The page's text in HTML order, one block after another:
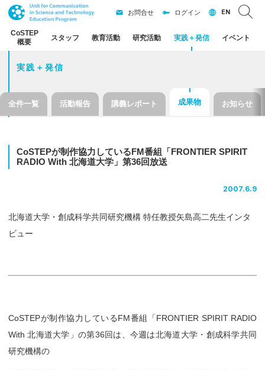
CoSTEP
概要
スタッフ 教育活動 研究活動 実践＋発信 イベント
お問合せ ログイン EN
実践＋発信
全件一覧 活動報告 講義レポート 成果物 お知らせ
CoSTEPが制作協力しているFM番組 「FRONTIER SPIRIT
RADIO With 北海道大学」 第36回放送
2007.6.9
北海道大学・創成科学共同研究機構 特任教授矢島高二先生インタ
ビュー
CoSTEPが制作協力しているFM番組「FRONTIER SPIRIT RADIO
With 北海道大学」の第36回は、 今週は北海道大学・創成科学共同
研究機構の